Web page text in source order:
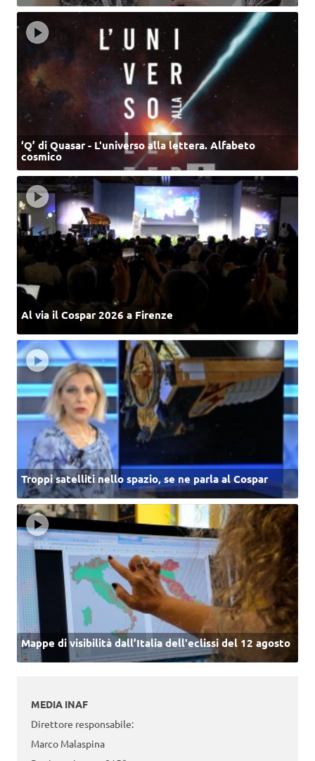
‘Q’ di Quasar - L'universo alla lettera. Alfabeto
cosmico
Al via il Cospar 2026 a Firenze
Troppi satelliti nello spazio, se ne parla al Cospar
Mappe di visibilità dall’Italia dell'eclissi del 12 agosto
MEDIA INAF
Direttore responsabile:
Marco Malaspina